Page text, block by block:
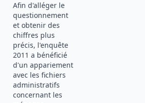
Afin d'alléger le
questionnement
et obtenir des
chiffres plus
précis, l'enquête
2011 a bénéficié
d'un appariement
avec les fichiers
administratifs
concernant les